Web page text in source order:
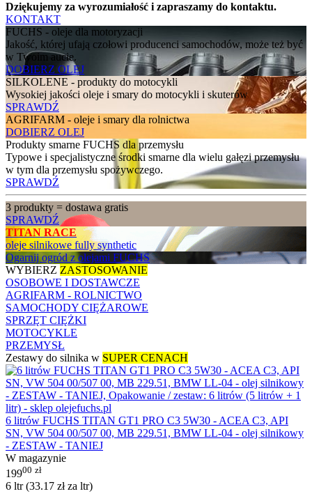
Dziękujemy za wyrozumiałość i zapraszamy do kontaktu.
KONTAKT
FUCHS - oleje dla motoryzacji
Jakość, której ufają czołowi producenci samochodów, może też być
w Twoim aucie.
DOBIERZ OLEJ
SILKOLENE - produkty do motocykli
Wysokiej jakości oleje i smary do motocykli i skuterów
SPRAWDŹ
AGRIFARM - oleje i smary dla rolnictwa
DOBIERZ OLEJ
Produkty smarne FUCHS dla przemysłu
Typowe i specjalistyczne środki smarne dla wielu gałęzi przemysłu
w tym dla przemysłu spożywczego.
SPRAWDŹ
3 produkty = dostawa gratis
SPRAWDŹ
TITAN RACE
oleje silnikowe fully synthetic
Ogarnij ogród z olejami FUCHS
WYBIERZ ZASTOSOWANIE
OSOBOWE I DOSTAWCZE
AGRIFARM - ROLNICTWO
SAMOCHODY CIĘŻAROWE
SPRZĘT CIĘŻKI
MOTOCYKLE
PRZEMYSŁ
Zestawy do silnika w SUPER CENACH
6 litrów FUCHS TITAN GT1 PRO C3 5W30 - ACEA C3, API
SN, VW 504 00/507 00, MB 229.51, BMW LL-04 - olej silnikowy
- ZESTAW - TANIEJ
W magazynie
19900 zł
6 ltr (33.17 złza ltr)